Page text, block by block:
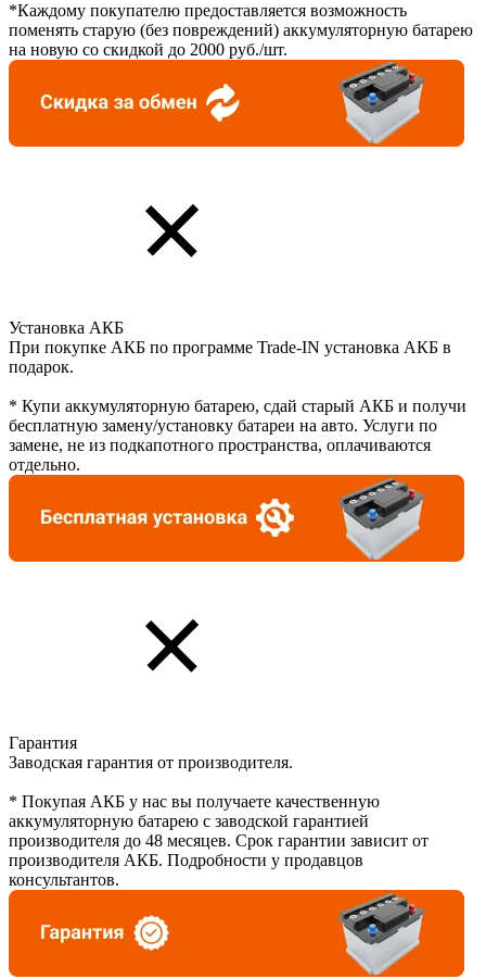
*Каждому покупателю предоставляется возможность
поменять старую (без повреждений) аккумуляторную батарею
на новую со скидкой до 2000 руб./шт.
Установка АКБ
При покупке АКБ по программе Trade-IN установка АКБ в
подарок.
* Купи аккумуляторную батарею, сдай старый АКБ и получи
бесплатную замену/установку батареи на авто. Услуги по
замене, не из подкапотного пространства, оплачиваются
отдельно.
Гарантия
Заводская гарантия от производителя.
* Покупая АКБ у нас вы получаете качественную
аккумуляторную батарею с заводской гарантией
производителя до 48 месяцев. Срок гарантии зависит от
производителя АКБ. Подробности у продавцов
консультантов.